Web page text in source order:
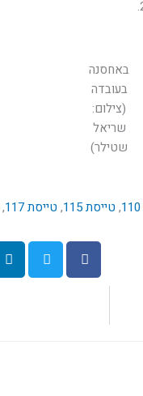
באחסנה
בעובדה
(צילום:
שריאל
שטילר)
, טייסת 115 , טייסת 117 ,